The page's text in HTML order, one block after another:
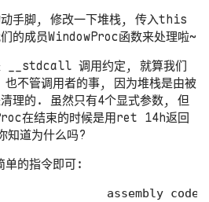
动手脚, 修改一下堆栈, 传入this
的成员WindowProc函数来处理啦~
__stdcall 调用约定, 就算我们
不管调用者的事, 因为堆栈是由被
理的. 虽然只有4个显式参数, 但
在结束的时候是用ret 14h返回
道为什么吗?
单的指令即可:
assembly